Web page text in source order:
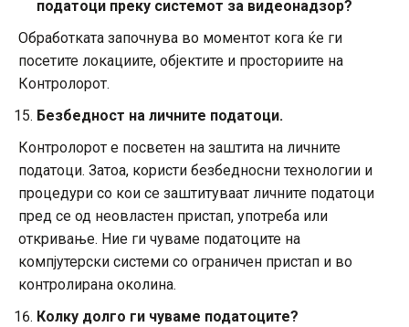
податоци преку системот за видеонадзор?
Обработката започнува во моментот кога ќе ги
посетите локациите, објектите и просториите на
Контролорот.
Безбедност на личните податоци.
Контролорот е посветен на заштита на личните
податоци. Затоа, користи безбедносни технологии и
процедури со кои се заштитуваат личните податоци
пред се од неовластен пристап, употреба или
откривање. Ние ги чуваме податоците на
компјутерски системи со ограничен пристап и во
контролирана околина.
Колку долго ги чуваме податоците?